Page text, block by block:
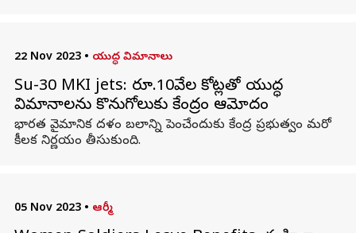
22 Nov 2023 • యుద్ధ విమానాలు
Su-30 MKI jets: రూ.10వేల కోట్లతో యుద్ధ
విమానాలను కొనుగోలుకు కేంద్రం ఆమోదం
భారత వైమానిక దళం బలాన్ని పెంచేందుకు కేంద్ర ప్రభుత్వం మరో
కీలక నిర్ణయం తీసుకుంది.
05 Nov 2023 • ఆర్మీ